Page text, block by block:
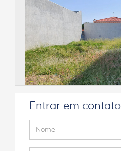
Entrar em contato